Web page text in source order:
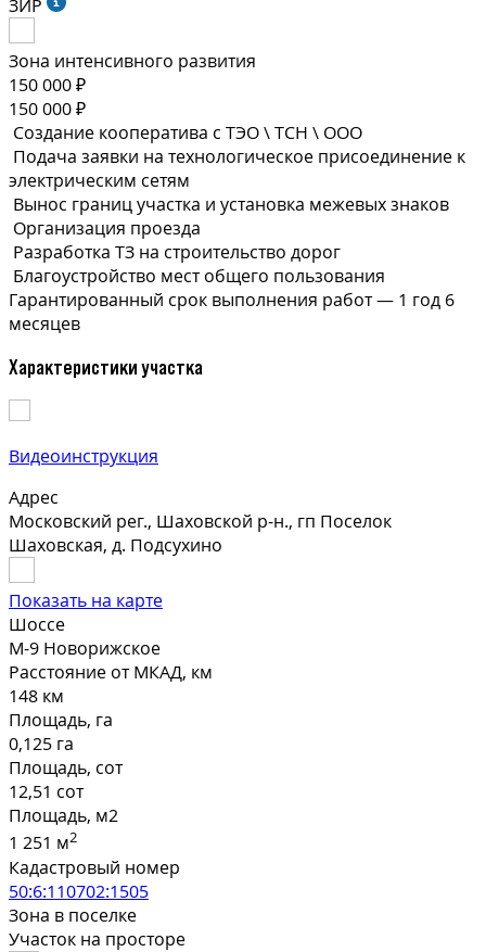
ЗИР
Зона интенсивного развития
150 000 ₽
150 000 ₽
Создание кооператива с ТЭО \ ТСН \ ООО
Подача заявки на технологическое присоединение к
электрическим сетям
Вынос границ участка и установка межевых знаков
Организация проезда
Разработка ТЗ на строительство дорог
Благоустройство мест общего пользования
Гарантированный срок выполнения работ — 1 год 6
месяцев
Характеристики участка
Видеоинструкция
Адрес
Московский рег., Шаховской р-н., гп Поселок
Шаховская, д. Подсухино
Показать на карте
Шоссе
М-9 Новорижское
Расстояние от МКАД, км
148 км
Площадь, га
0,125 га
Площадь, сот
12,51 сот
Площадь, м2
1 251 м2
Кадастровый номер
50:6:110702:1505
Зона в поселке
Участок на просторе